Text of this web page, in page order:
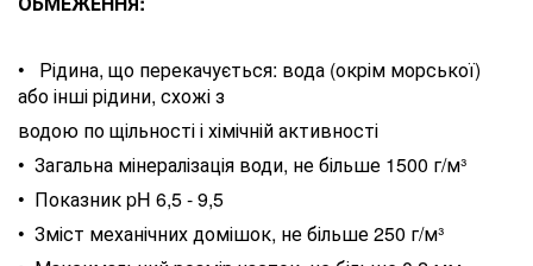
• Рідина, що перекачується: вода (окрім морської)
або інші рідини, схожі з
водою по щільності і хімічній активності
• Загальна мінералізація води, не більше 1500 г/м³
• Показник pH 6,5 - 9,5
• Зміст механічних домішок, не більше 250 г/м³